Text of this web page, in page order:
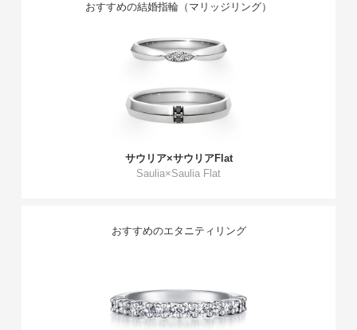
おすすめの結婚指輪（マリッジリング）
サウリア×サウリアFlat
Saulia×Saulia Flat
おすすめのエタニティリング